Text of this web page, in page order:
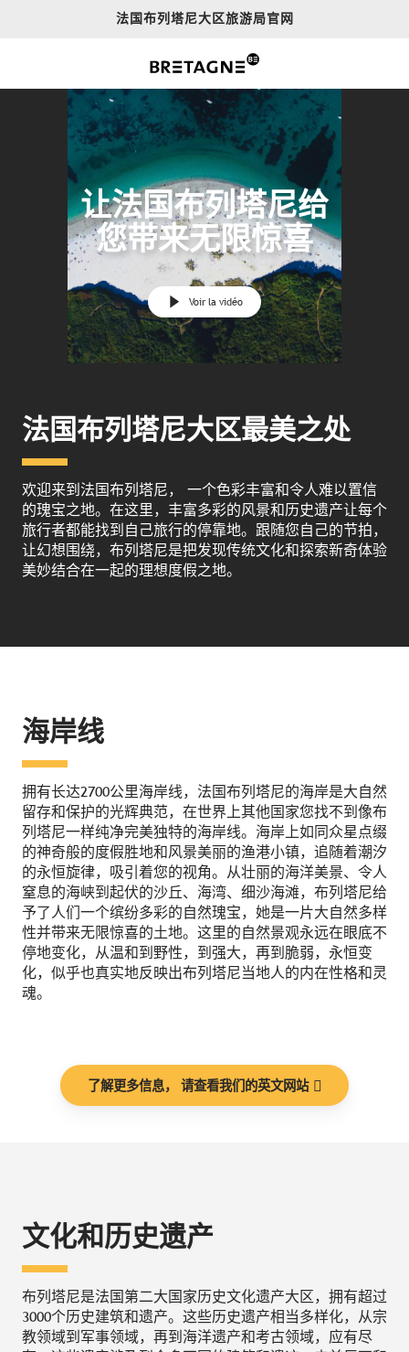
法国布列塔尼大区旅游局官网
让法国布列塔尼给
您带来无限惊喜
Voir la vidéo
法国布列塔尼大区最美之处
欢迎来到法国布列塔尼， 一个色彩丰富和令人难以置信
的瑰宝之地。在这里，丰富多彩的风景和历史遗产让每个
旅行者都能找到自己旅行的停靠地。跟随您自己的节拍，
让幻想围绕，布列塔尼是把发现传统文化和探索新奇体验
美妙结合在一起的理想度假之地。
海岸线
拥有长达2700公里海岸线，法国布列塔尼的海岸是大自然
留存和保护的光辉典范，在世界上其他国家您找不到像布
列塔尼一样纯净完美独特的海岸线。海岸上如同众星点缀
的神奇般的度假胜地和风景美丽的渔港小镇，追随着潮汐
的永恒旋律，吸引着您的视角。从壮丽的海洋美景、令人
窒息的海峡到起伏的沙丘、海湾、细沙海滩，布列塔尼给
予了人们一个缤纷多彩的自然瑰宝，她是一片大自然多样
性并带来无限惊喜的土地。这里的自然景观永远在眼底不
停地变化，从温和到野性，到强大，再到脆弱，永恒变
化，似乎也真实地反映出布列塔尼当地人的内在性格和灵
魂。
了解更多信息， 请查看我们的英文网站
文化和历史遗产
布列塔尼是法国第二大国家历史文化遗产大区，拥有超过
3000个历史建筑和遗产。这些历史遗产相当多样化，从宗
教领域到军事领域，再到海洋遗产和考古领域，应有尽